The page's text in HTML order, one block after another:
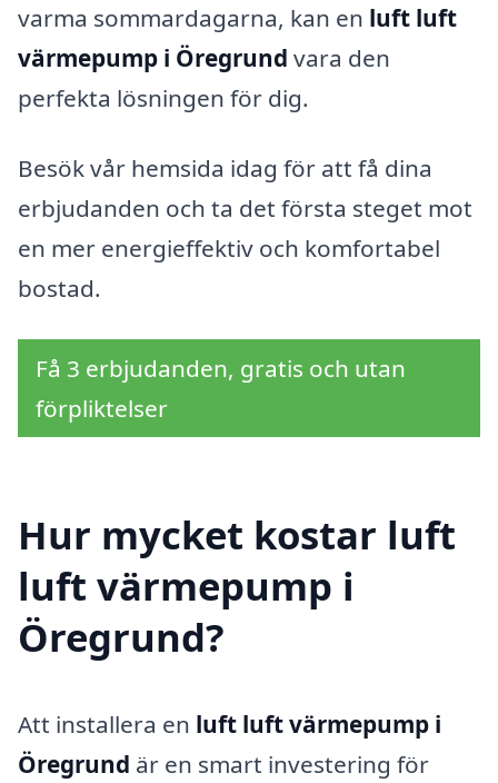
varma sommardagarna, kan en luft luft
värmepump i Öregrund vara den
perfekta lösningen för dig.
Besök vår hemsida idag för att få dina
erbjudanden och ta det första steget mot
en mer energieffektiv och komfortabel
bostad.
Få 3 erbjudanden, gratis och utan
förpliktelser
Hur mycket kostar luft
luft värmepump i
Öregrund?
Att installera en luft luft värmepump i
Öregrund är en smart investering för